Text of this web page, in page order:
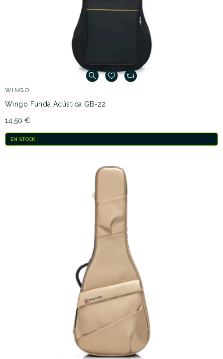
WINGO
Wingo Funda Acústica GB-22
14,50 €
EN STOCK